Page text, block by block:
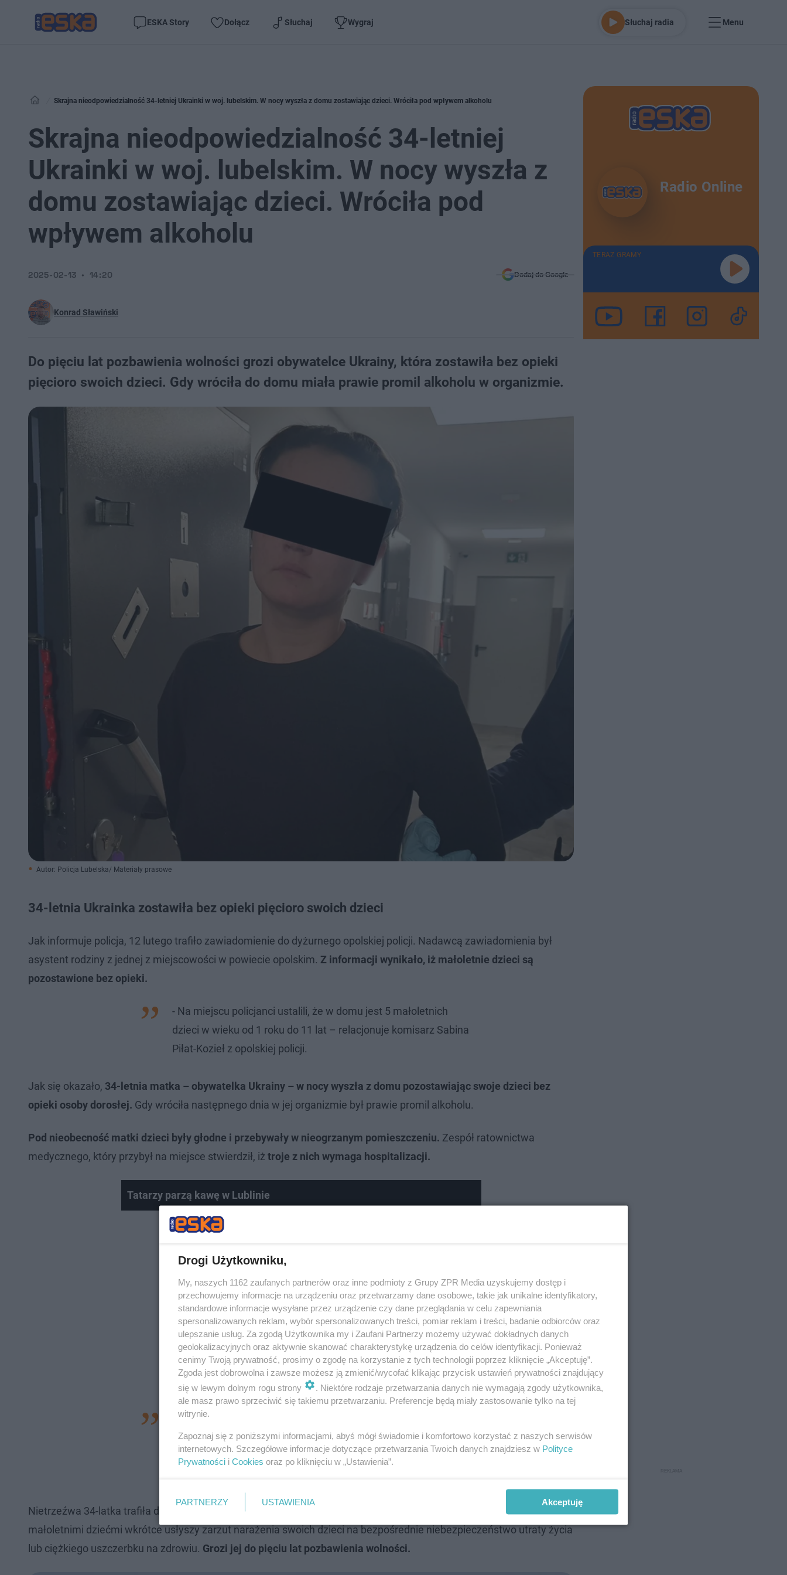
ESKA Story Dołącz Słuchaj Wygraj Słuchaj radia Menu
Skrajna nieodpowiedzialność 34-letniej Ukrainki w woj. lubelskim. W nocy wyszła z domu zostawiając dzieci. Wróciła pod wpływem alkoholu
Skrajna nieodpowiedzialność 34-letniej
Ukrainki w woj. lubelskim. W nocy wyszła z
domu zostawiając dzieci. Wróciła pod
wpływem alkoholu
Konrad Sławiński
2025-02-13 14:20 Dodaj do Google
Do pięciu lat pozbawienia wolności grozi obywatelce Ukrainy, która zostawiła bez opieki
pięcioro swoich dzieci. Gdy wróciła do domu miała prawie promil alkoholu w organizmie.
Autor: Policja Lubelska/ Materiały prasowe
34-letnia Ukrainka zostawiła bez opieki pięcioro swoich dzieci
Jak informuje policja, 12 lutego trafiło zawiadomienie do dyżurnego opolskiej policji. Nadawcą zawiadomienia był
asystent rodziny z jednej z miejscowości w powiecie opolskim. Z informacji wynikało, iż małoletnie dzieci są
pozostawione bez opieki.
- Na miejscu policjanci ustalili, że w domu jest 5 małoletnich
dzieci w wieku od 1 roku do 11 lat – relacjonuje komisarz Sabina
Piłat-Kozieł z opolskiej policji.
Jak się okazało, 34-letnia matka – obywatelka Ukrainy – w nocy wyszła z domu pozostawiając swoje dzieci bez
opieki osoby dorosłej. Gdy wróciła następnego dnia w jej organizmie był prawie promil alkoholu.
Pod nieobecność matki dzieci były głodne i przebywały w nieogrzanym pomieszczeniu. Zespół ratownictwa
medycznego, który przybył na miejsce stwierdził, iż troje z nich wymaga hospitalizacji.
Tatarzy parzą kawę w Lublinie
- O całym zdarzeniu został poinformowany Sąd Rodzinny i
Nieletnich w Opolu Lubelskim, którego decyzją dzieci zostały
przekazane pod opiekę sąsiadki – wyjaśnia komisarz Sabina
Nietrzeźwa 34-latka trafiła do policyjnego aresztu. Jak wyjaśnia policja, jako matka, na której ciąży obowiązek nad
małoletnimi dziećmi wkrótce usłyszy zarzut narażenia swoich dzieci na bezpośrednie niebezpieczeństwo utraty życia
lub ciężkiego uszczerbku na zdrowiu. Grozi jej do pięciu lat pozbawienia wolności.
Radio Online
TERAZ GRAMY
Drogi Użytkowniku,
My, naszych 1162 zaufanych partnerów oraz inne podmioty z Grupy ZPR Media uzyskujemy dostęp i
przechowujemy informacje na urządzeniu oraz przetwarzamy dane osobowe, takie jak unikalne identyfikatory,
standardowe informacje wysyłane przez urządzenie czy dane przeglądania w celu zapewniania
spersonalizowanych reklam, wybór spersonalizowanych treści, pomiar reklam i treści, badanie odbiorców oraz
ulepszanie usług. Za zgodą Użytkownika my i Zaufani Partnerzy możemy używać dokładnych danych
geolokalizacyjnych oraz aktywnie skanować charakterystykę urządzenia do celów identyfikacji. Ponieważ
cenimy Twoją prywatność, prosimy o zgodę na korzystanie z tych technologii poprzez kliknięcie „Akceptuję”.
Zgoda jest dobrowolna i zawsze możesz ją zmienić/wycofać klikając przycisk ustawień prywatności znajdujący
się w lewym dolnym rogu strony
. Niektóre rodzaje przetwarzania danych nie wymagają zgody użytkownika,
ale masz prawo sprzeciwić się takiemu przetwarzaniu. Preferencje będą miały zastosowanie tylko na tej
witrynie.
Zapoznaj się z poniższymi informacjami, abyś mógł świadomie i komfortowo korzystać z naszych serwisów
internetowych. Szczegółowe informacje dotyczące przetwarzania Twoich danych znajdziesz w Polityce
Prywatności i Cookies oraz po kliknięciu w „Ustawienia”.
PARTNERZY USTAWIENIA Akceptuję